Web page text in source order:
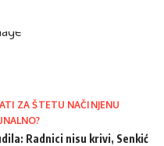
ZA ŠTETU NAČINJENU
Radnici nisu krivi, Senkić